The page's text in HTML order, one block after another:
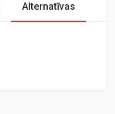
Alternatīvas